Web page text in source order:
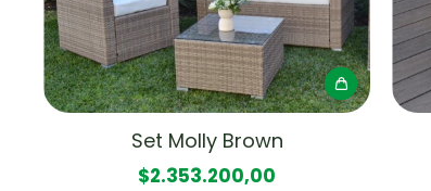
Set Molly Brown
$2.353.200,00